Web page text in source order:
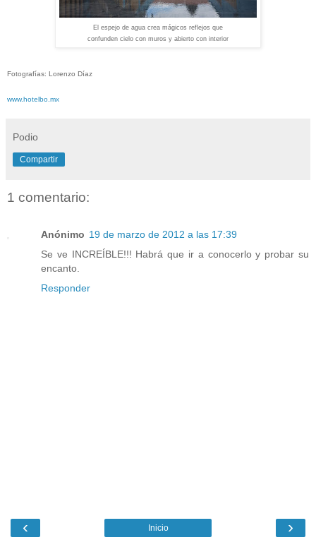
El espejo de agua crea mágicos reflejos que
confunden cielo con muros y abierto con interior
Fotografías: Lorenzo Díaz
www.hotelbo.mx
Podio
Compartir
1 comentario:
Anónimo 19 de marzo de 2012 a las 17:39
Se ve INCREÍBLE!!! Habrá que ir a conocerlo y probar su
encanto.
Responder
‹ ›
Inicio